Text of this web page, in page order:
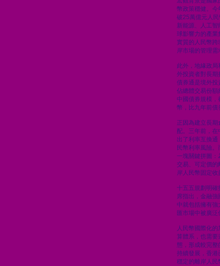
幣政策穩健。今
破25萬億元人
新能源、人工
球影響力的產業
實質的人民幣跨
岸市場的管理需
此外，地緣政
外投資者對長期
債券通是境外投
佔總體交易份額
中國債券規模
幣，比九年前債
正因為建立長
配。三年前，
出了利率互換
民幣利率風險
一塊關鍵拼圖：
交易、可定價的
岸人民幣固定
十五五規劃明確
席指出，金融
中就包括擁有強
匯市場中被廣
人民幣國際化
算體系，也需要
態，形成較完整
持續發展，香港
穩定的離岸人